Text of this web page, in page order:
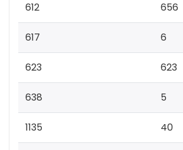
612 656
617 6
623 623
638 5
1135 40